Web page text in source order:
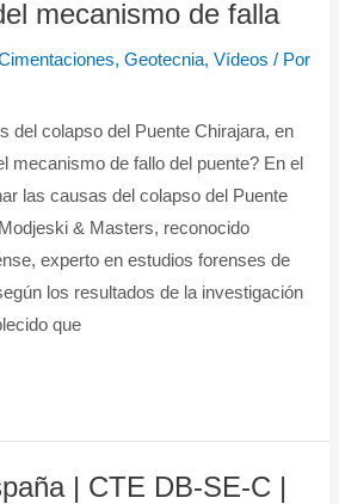
mecanismo de falla
,Geotecnia,Vídeos / Por
del colapso del Puente Chirajara, en
mecanismo de fallo del puente? En el
las causas del colapso del Puente
& Masters, reconocido
experto en estudios forenses de
los resultados de la investigación
que
| CTE DB-SE-C |